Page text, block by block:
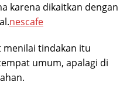
karena dikaitkan dengan
nescafe
menilai tindakan itu
umum, apalagi di